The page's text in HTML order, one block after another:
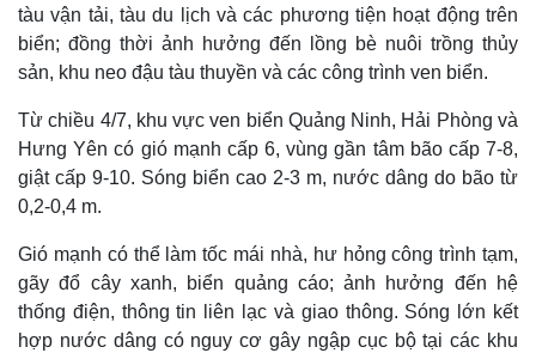
Thế giới
Quan sát
Cuộc sống đó đây
Multimedia
Video
Infographic
tàu vận tải, tàu du lịch và các phương tiện hoạt động trên
biển; đồng thời ảnh hưởng đến lồng bè nuôi trồng thủy
sản, khu neo đậu tàu thuyền và các công trình ven biển.
Từ chiều 4/7, khu vực ven biển Quảng Ninh, Hải Phòng và
Hưng Yên có gió mạnh cấp 6, vùng gần tâm bão cấp 7-8,
giật cấp 9-10. Sóng biển cao 2-3 m, nước dâng do bão từ
0,2-0,4 m.
Gió mạnh có thể làm tốc mái nhà, hư hỏng công trình tạm,
gãy đổ cây xanh, biển quảng cáo; ảnh hưởng đến hệ
thống điện, thông tin liên lạc và giao thông. Sóng lớn kết
hợp nước dâng có nguy cơ gây ngập cục bộ tại các khu